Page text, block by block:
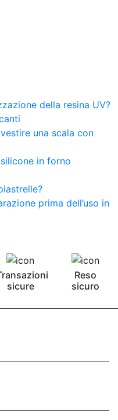
della resina UV?
una scala con
in forno
prima dell’uso in
sicure
Reso
sicuro